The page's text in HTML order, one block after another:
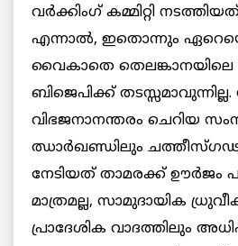
വര്‍ക്കിംഗ് കമ്മിറ്റി
എന്നാല്‍, ഇതൊന്നും
വൈകാതെ തെലങ്കാനയിലെ
ബിജെപിക്ക്
വിഭജനാനന്തരം ചെറിയ
ഝാര്‍ഖണ്ഡിലും
നേടിയത് താമരക്ക് ഊര്‍ജം
മാത്രമല്ല, സാമുദായിക
പ്രാദേശിക വാദത്തിലും